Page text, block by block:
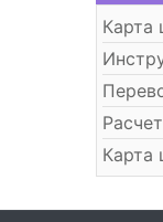
Карта
Карта